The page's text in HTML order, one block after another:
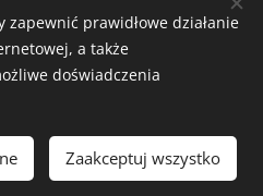
Deutsch English
zapewnić prawidłowe działanie
a także
doświadczenia
Zaakceptuj wszystko